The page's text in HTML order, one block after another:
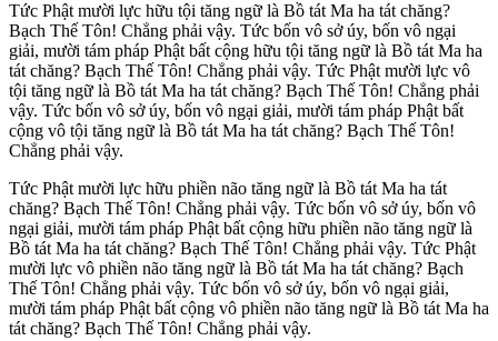
Tức Phật mười lực hữu tội tăng ngữ là Bồ tát Ma ha tát chăng?
Bạch Thế Tôn! Chẳng phải vậy. Tức bốn vô sở úy, bốn vô ngại
giải, mười tám pháp Phật bất cộng hữu tội tăng ngữ là Bồ tát Ma ha
tát chăng? Bạch Thế Tôn! Chẳng phải vậy. Tức Phật mười lực vô
tội tăng ngữ là Bồ tát Ma ha tát chăng? Bạch Thế Tôn! Chẳng phải
vậy. Tức bốn vô sở úy, bốn vô ngại giải, mười tám pháp Phật bất
cộng vô tội tăng ngữ là Bồ tát Ma ha tát chăng? Bạch Thế Tôn!
Chẳng phải vậy.
Tức Phật mười lực hữu phiền não tăng ngữ là Bồ tát Ma ha tát
chăng? Bạch Thế Tôn! Chẳng phải vậy. Tức bốn vô sở úy, bốn vô
ngại giải, mười tám pháp Phật bất cộng hữu phiền não tăng ngữ là
Bồ tát Ma ha tát chăng? Bạch Thế Tôn! Chẳng phải vậy. Tức Phật
mười lực vô phiền não tăng ngữ là Bồ tát Ma ha tát chăng? Bạch
Thế Tôn! Chẳng phải vậy. Tức bốn vô sở úy, bốn vô ngại giải,
mười tám pháp Phật bất cộng vô phiền não tăng ngữ là Bồ tát Ma ha
tát chăng? Bạch Thế Tôn! Chẳng phải vậy.